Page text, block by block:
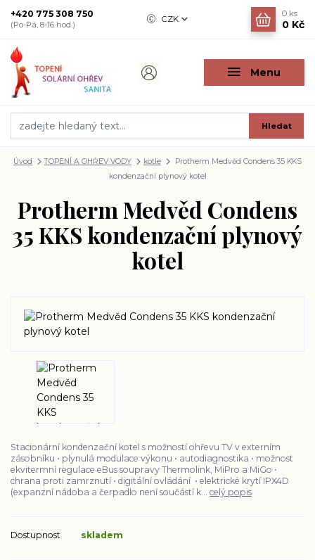
Menu
CZK
Hledat
+420 775 308 750
(Po-Pá, 8-16 hod.)
0 ks
0 Kč
Úvod TOPENÍ A OHŘEV VODY kotle
Protherm Medvěd Condens 35 KKS
kondenzační plynový kotel
Protherm Medvěd Condens
35 KKS kondenzační plynový
kotel
Stacionární kondenzační kotel s možností ohřevu TV v externím
zásobníku • plynulá modulace výkonu • autodiagnostika • možnost
ekvitermní regulace eBus soupravy Thermolink, MiPro a MiGo •
chrana proti zamrznutí • digitální ovládání • elektrické krytí IPX4D
(expanzní nádoba a čerpadlo není součástí k... celý popis
Dostupnost skladem